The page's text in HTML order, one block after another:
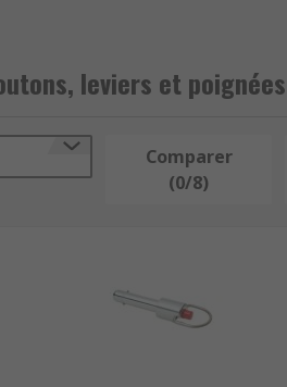
ses propriétés de préhension.
et le transports d'objets, la
sur divers types
correspondant à la taille de
permet par exemple
une roue et une poignée. Ces
leviers et poignées
Comparer
(0/8)